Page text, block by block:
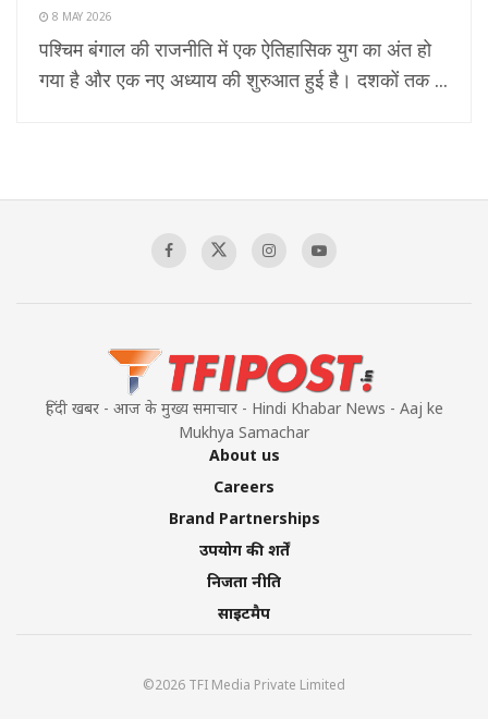
8 MAY 2026
पश्चिम बंगाल की राजनीति में एक ऐतिहासिक युग का अंत हो
गया है और एक नए अध्याय की शुरुआत हुई है। दशकों तक ...
हिंदी खबर - आज के मुख्य समाचार - Hindi Khabar News - Aaj ke
Mukhya Samachar
About us
Careers
Brand Partnerships
उपयोग की शर्तें
निजता नीति
साइटमैप
©2026 TFI Media Private Limited